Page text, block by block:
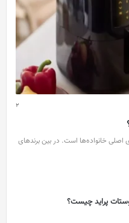
2
اصلی خانواده‌ها است. در بین برندهای
پراید چیست؟